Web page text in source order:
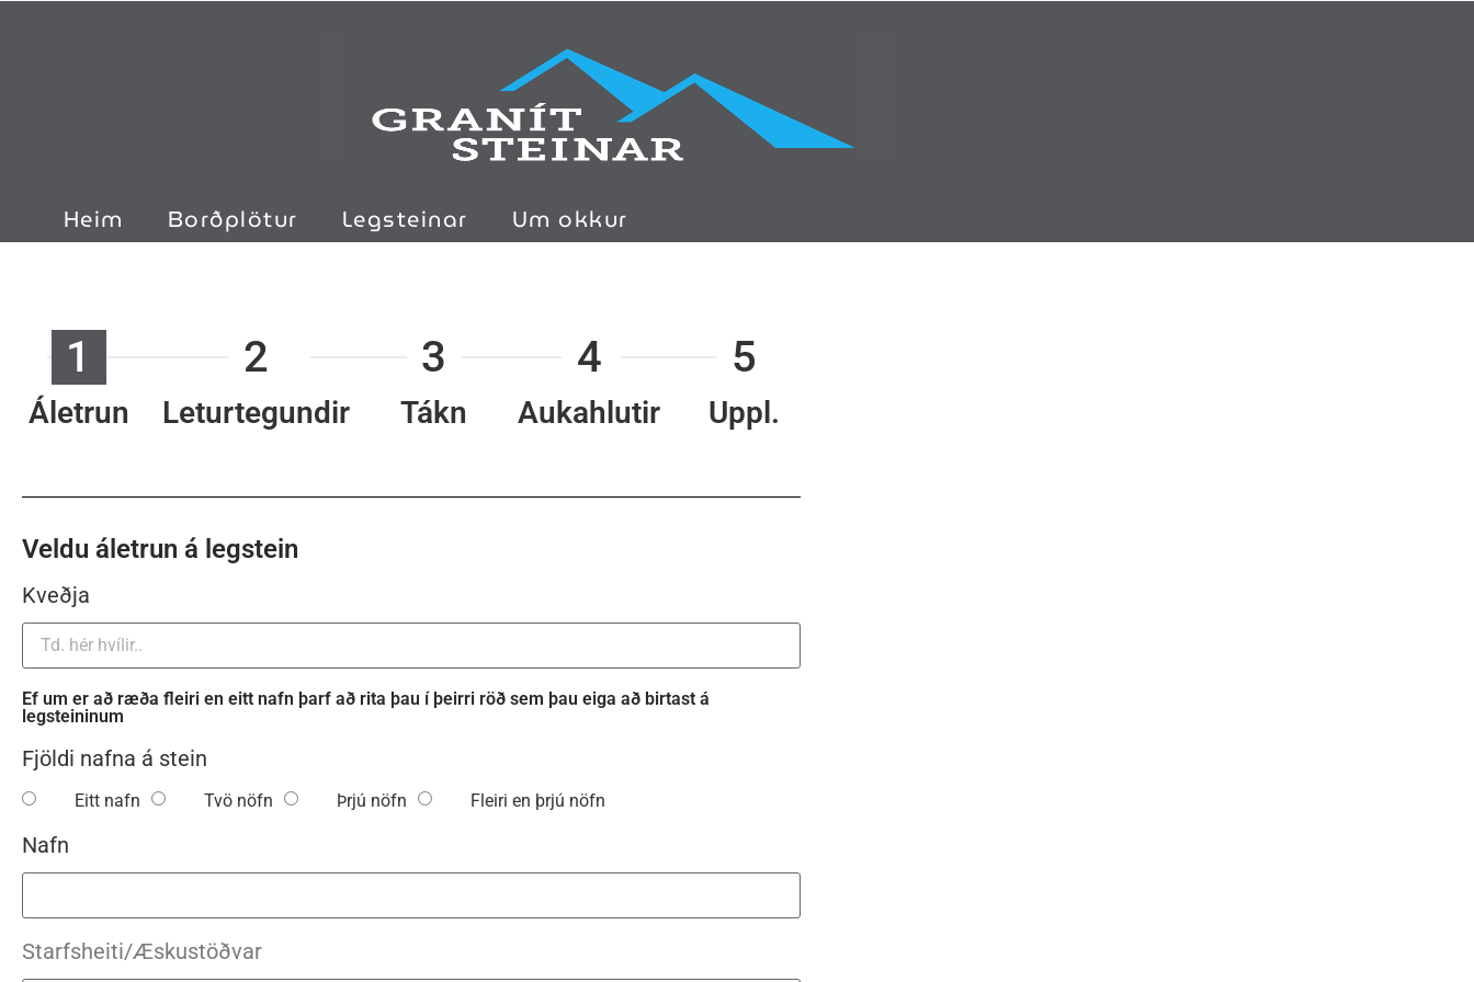
Heim Borðplötur Legsteinar Um okkur
1
Áletrun
2
Leturtegundir
3
Tákn
4
Aukahlutir
5
Uppl.
Veldu áletrun á legstein
Kveðja
Ef um er að ræða fleiri en eitt nafn þarf að rita þau í þeirri röð sem þau eiga að birtast á
legsteininum
Fjöldi nafna á stein
Eitt nafn Tvö nöfn Þrjú nöfn Fleiri en þrjú nöfn
Nafn
Starfsheiti/Æskustöðvar